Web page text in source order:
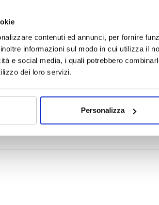
contenuti ed annunci, per fornire
informazioni sul modo in cui utilizza il
e social media, i quali potrebbero
dei loro servizi.
Personalizza
di